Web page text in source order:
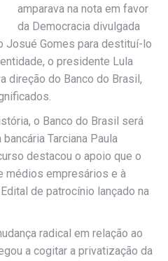
amparava na nota em favor
da Democracia divulgada
Josué Gomes para destituí-lo
o presidente Lula
direção do Banco do Brasil,
o Banco do Brasil será
Tarciana Paula
destacou o apoio que o
médios empresários e à
de patrocínio lançado na
radical em relação ao
a cogitar a privatização da